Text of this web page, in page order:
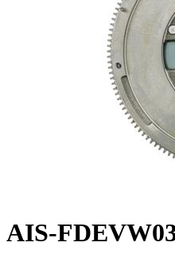
AIS-